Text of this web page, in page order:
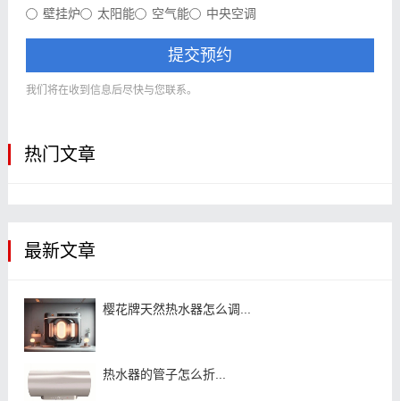
壁挂炉
太阳能 空气能 中央空调
提交预约
我们将在收到信息后尽快与您联系。
热门文章
最新文章
樱花牌天然热水器怎么调...
热水器的管子怎么折...